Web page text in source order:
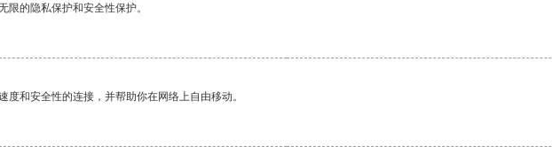
限的隐私保护和安全性保护。
和安全性的连接，并帮助你在网络上自由移动。